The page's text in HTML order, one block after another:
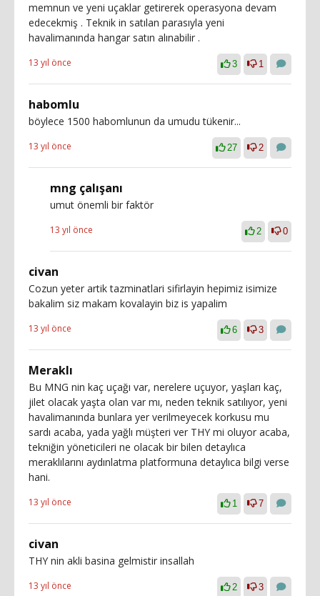
memnun ve yeni uçaklar getirerek operasyona devam
edecekmiş . Teknik in satılan parasıyla yeni
havalimanında hangar satın alınabilir .
13 yıl önce 3 1
habomlu
böylece 1500 habomlunun da umudu tükenir...
13 yıl önce 27 2
mng çalışanı
umut önemli bir faktör
13 yıl önce 2 0
civan
Cozun yeter artik tazminatlari sifirlayin hepimiz isimize
bakalim siz makam kovalayin biz is yapalim
13 yıl önce 6 3
Meraklı
Bu MNG nin kaç uçağı var, nerelere uçuyor, yaşları kaç,
jilet olacak yaşta olan var mı, neden teknik satılıyor, yeni
havalimanında bunlara yer verilmeyecek korkusu mu
sardı acaba, yada yağlı müşteri ver THY mi oluyor acaba,
tekniğin yöneticileri ne olacak bir bilen detaylıca
meraklılarını aydınlatma platformuna detaylıca bilgi verse
hani.
13 yıl önce 1 7
civan
THY nin akli basina gelmistir insallah
13 yıl önce 2 3